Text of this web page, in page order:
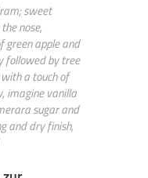
sweet
nose,
green apple and
followed by tree
a touch of
imagine vanilla
sugar and
and dry finish,